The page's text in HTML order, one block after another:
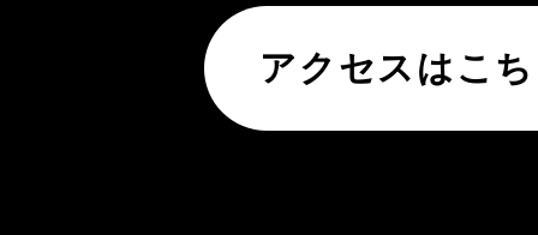
アクセスはこ